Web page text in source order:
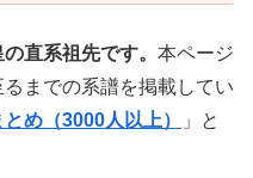
直系祖先です。 本ページ
までの系譜を掲載してい
め（3000人以上）
」と